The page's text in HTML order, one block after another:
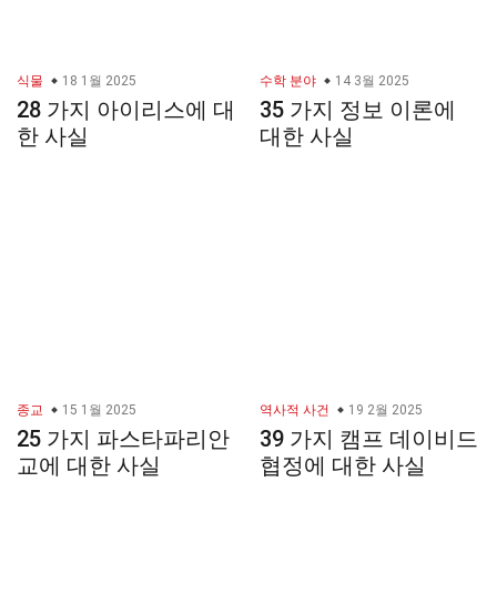
식물 18 1월 2025
28 가지 아이리스에 대
한 사실
수학 분야 14 3월 2025
35 가지 정보 이론에
대한 사실
종교 15 1월 2025
25 가지 파스타파리안
교에 대한 사실
역사적 사건 19 2월 2025
39 가지 캠프 데이비드
협정에 대한 사실